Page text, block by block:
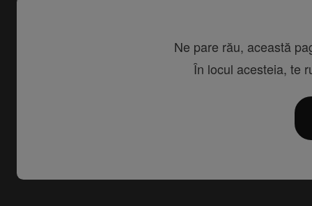
Ne pare rău, această
În locul acesteia, te